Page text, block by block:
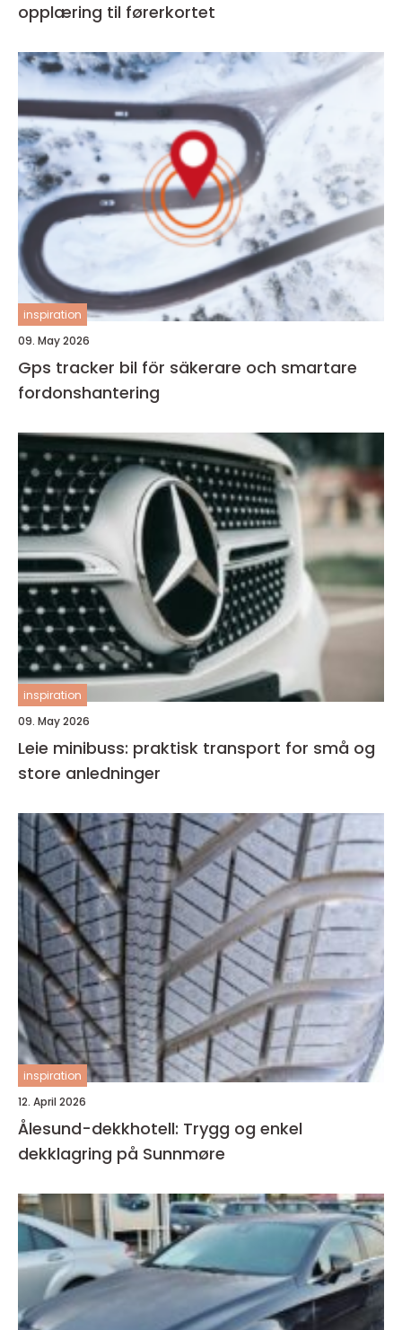
opplæring til førerkortet
inspiration
09. May 2026
Gps tracker bil för säkerare och smartare
fordonshantering
inspiration
09. May 2026
Leie minibuss: praktisk transport for små og
store anledninger
inspiration
12. April 2026
Ålesund-dekkhotell: Trygg og enkel
dekklagring på Sunnmøre